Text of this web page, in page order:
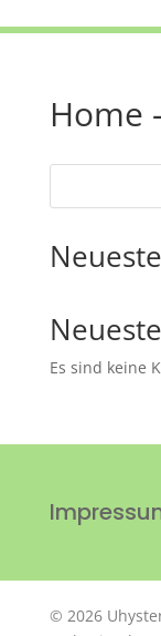
Home
Es sind keine
© 2026